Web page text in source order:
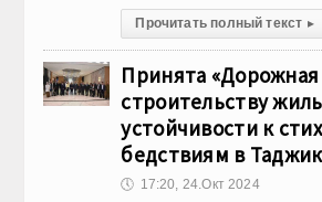
Прочитать полный текст ▸
Принята «Дорожная
строительству
устойчивости к
бедствиям в
🕔 17:20, 24.Окт 2024